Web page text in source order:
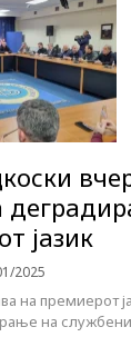
јазик
2025
на премиерот
на